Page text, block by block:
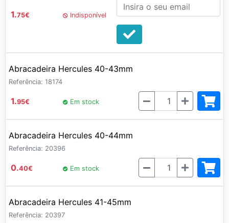
1.75€ Indisponível
Abracadeira Hercules 40-43mm
Referência: 18174
1.95€ Em stock Quantidade
Abracadeira Hercules 40-44mm
Referência: 20396
0.40€ Em stock Quantidade
Abracadeira Hercules 41-45mm
Referência: 20397